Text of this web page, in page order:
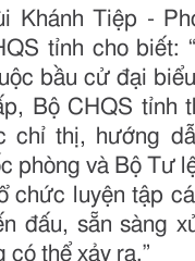
Khánh Tiệp -
tỉnh cho biết:
bầu cử đại
Bộ CHQS tỉnh
chỉ thị, hướng
phòng và Bộ Tư
chức luyện tập
đấu, sẵn sàng
có thể xảy ra.”